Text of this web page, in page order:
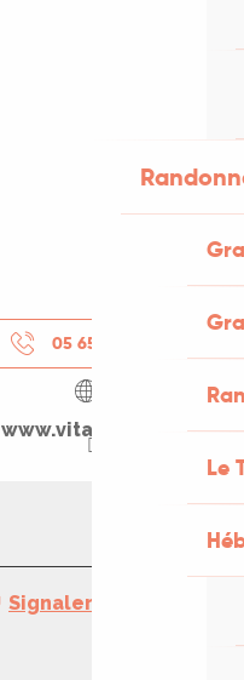
Le
05 65 41 24
www.vitamine-t.fr
Signaler une erreur